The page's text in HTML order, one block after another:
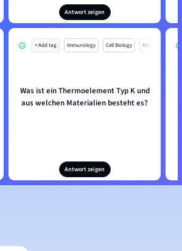
Antwort zeigen
+ Add tag Immunology Cell Biology Mo
Was ist ein Thermoelement Typ K und
aus welchen Materialien besteht es?
Antwort zeigen